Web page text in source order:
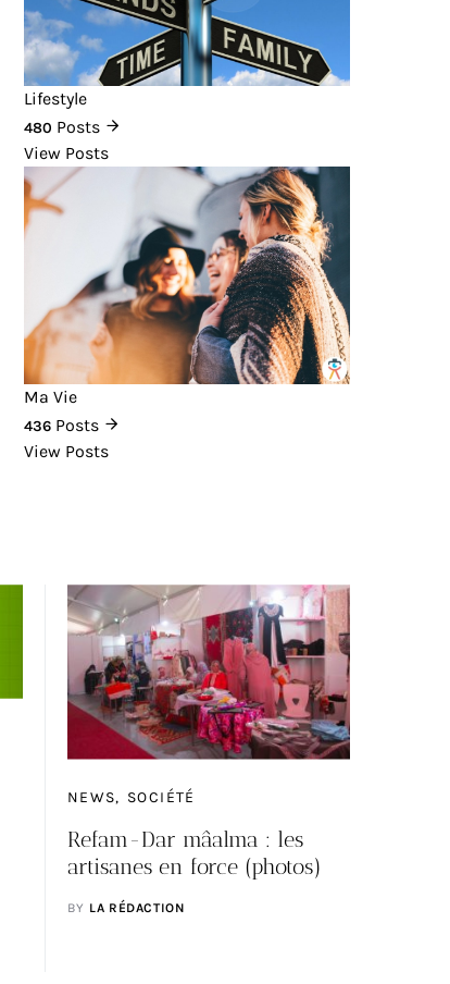
Lifestyle
480 Posts
View Posts
Ma Vie
436 Posts
View Posts
NEWS SOCIÉTÉ
Refam-Dar mâalma : les
artisanes en force (photos)
BY LA RÉDACTION